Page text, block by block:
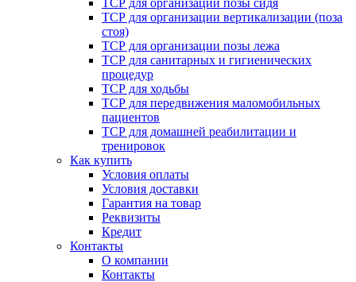
ТСР для организации позы сидя
ТСР для организации вертикализации (поза
стоя)
ТСР для организации позы лежа
ТСР для санитарных и гигиенических
процедур
ТСР для ходьбы
ТСР для передвижения маломобильных
пациентов
ТСР для домашней реабилитации и
тренировок
Как купить
Условия оплаты
Условия доставки
Гарантия на товар
Реквизиты
Кредит
Контакты
О компании
Контакты